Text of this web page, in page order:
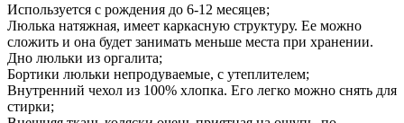
Используется с рождения до 6-12 месяцев;
Люлька натяжная, имеет каркасную структуру. Ее можно
сложить и она будет занимать меньше места при хранении.
Дно люльки из оргалита;
Бортики люльки непродуваемые, с утеплителем;
Внутренний чехол из 100% хлопка. Его легко можно снять для
стирки;